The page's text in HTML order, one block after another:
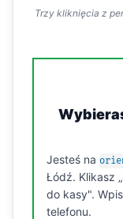
Trzy kliknięcia z
Jesteś na
Łódź. Klikasz
do kasy".
telefonu.